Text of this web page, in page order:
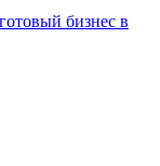
бизнес в